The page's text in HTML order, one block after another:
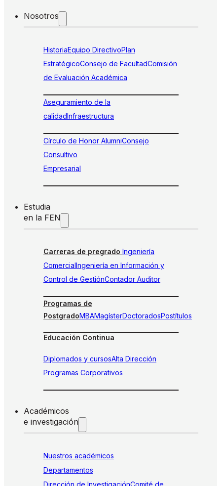
Nosotros
HistoriaEquipo DirectivoPlan
EstratégicoConsejo de FacultadComisión
de Evaluación Académica
Aseguramiento de la
calidadInfraestructura
Círculo de Honor AlumniConsejo
Consultivo
Empresarial
Estudia
en la FEN
Carreras de pregrado Ingeniería
ComercialIngeniería en Información y
Control de GestiónContador Auditor
Programas de
PostgradoMBAMagísterDoctoradosPostítulos
Educación Continua
Diplomados y cursosAlta Dirección
Programas Corporativos
Académicos
e investigación
Nuestros académicos
Departamentos
Dirección de InvestigaciónComité de